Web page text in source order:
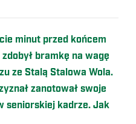
minut przed końcem
bramkę na wagę
ze Stalą Stalowa Wola.
zanotował swoje
seniorskiej kadrze. Jak